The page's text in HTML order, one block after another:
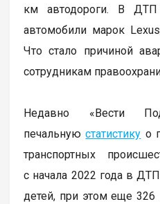
км автодороги. В ДТП
автомобили марок
Что стало причиной
сотрудникам
Недавно «Вести
печальнуюстатистику о
транспортных
с начала 2022 года в
детей, при этом еще